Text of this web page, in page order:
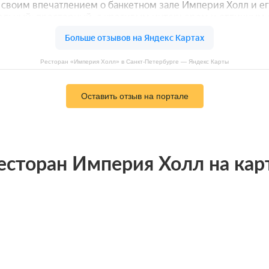
Ресторан «Империя Холл» в Санкт-Петербурге — Яндекс Карты
Оставить отзыв на портале
Империя Холл на